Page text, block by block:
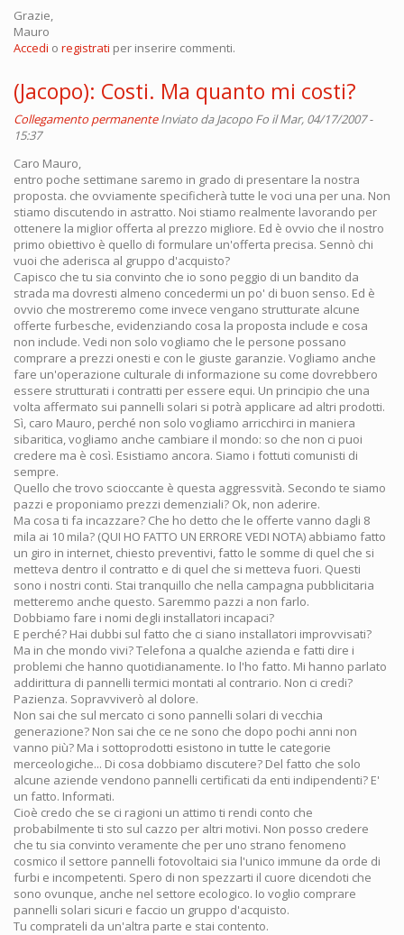
Grazie,
Mauro
Accedi o registrati per inserire commenti.
(Jacopo): Costi. Ma quanto mi costi?
Collegamento permanente Inviato daJacopo Fo il Mar, 04/17/2007 -
15:37
Caro Mauro,
entro poche settimane saremo in grado di presentare la nostra
proposta. che ovviamente specificherà tutte le voci una per una. Non
stiamo discutendo in astratto. Noi stiamo realmente lavorando per
ottenere la miglior offerta al prezzo migliore. Ed è ovvio che il nostro
primo obiettivo è quello di formulare un'offerta precisa. Sennò chi
vuoi che aderisca al gruppo d'acquisto?
Capisco che tu sia convinto che io sono peggio di un bandito da
strada ma dovresti almeno concedermi un po' di buon senso. Ed è
ovvio che mostreremo come invece vengano strutturate alcune
offerte furbesche, evidenziando cosa la proposta include e cosa
non include. Vedi non solo vogliamo che le persone possano
comprare a prezzi onesti e con le giuste garanzie. Vogliamo anche
fare un'operazione culturale di informazione su come dovrebbero
essere strutturati i contratti per essere equi. Un principio che una
volta affermato sui pannelli solari si potrà applicare ad altri prodotti.
Sì, caro Mauro, perché non solo vogliamo arricchirci in maniera
sibaritica, vogliamo anche cambiare il mondo: so che non ci puoi
credere ma è così. Esistiamo ancora. Siamo i fottuti comunisti di
sempre.
Quello che trovo scioccante è questa aggressvità. Secondo te siamo
pazzi e proponiamo prezzi demenziali? Ok, non aderire.
Ma cosa ti fa incazzare? Che ho detto che le offerte vanno dagli 8
mila ai 10 mila? (QUI HO FATTO UN ERRORE VEDI NOTA) abbiamo fatto
un giro in internet, chiesto preventivi, fatto le somme di quel che si
metteva dentro il contratto e di quel che si metteva fuori. Questi
sono i nostri conti. Stai tranquillo che nella campagna pubblicitaria
metteremo anche questo. Saremmo pazzi a non farlo.
Dobbiamo fare i nomi degli installatori incapaci?
E perché? Hai dubbi sul fatto che ci siano installatori improvvisati?
Ma in che mondo vivi? Telefona a qualche azienda e fatti dire i
problemi che hanno quotidianamente. Io l'ho fatto. Mi hanno parlato
addirittura di pannelli termici montati al contrario. Non ci credi?
Pazienza. Sopravviverò al dolore.
Non sai che sul mercato ci sono pannelli solari di vecchia
generazione? Non sai che ce ne sono che dopo pochi anni non
vanno più? Ma i sottoprodotti esistono in tutte le categorie
merceologiche... Di cosa dobbiamo discutere? Del fatto che solo
alcune aziende vendono pannelli certificati da enti indipendenti? E'
un fatto. Informati.
Cioè credo che se ci ragioni un attimo ti rendi conto che
probabilmente ti sto sul cazzo per altri motivi. Non posso credere
che tu sia convinto veramente che per uno strano fenomeno
cosmico il settore pannelli fotovoltaici sia l'unico immune da orde di
furbi e incompetenti. Spero di non spezzarti il cuore dicendoti che
sono ovunque, anche nel settore ecologico. Io voglio comprare
pannelli solari sicuri e faccio un gruppo d'acquisto.
Tu comprateli da un'altra parte e stai contento.